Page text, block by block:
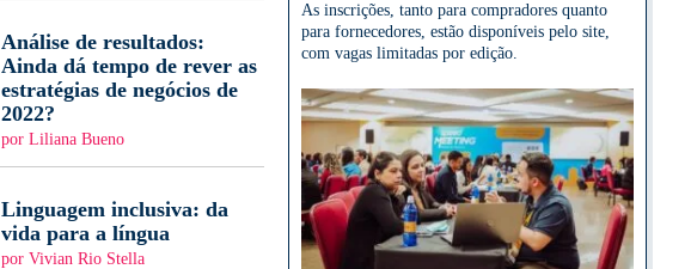
Análise de resultados:
Ainda dá tempo de rever as
estratégias de negócios de
2022?
por Liliana Bueno
Linguagem inclusiva: da
vida para a língua
por Vivian Rio Stella
As inscrições, tanto para compradores quanto
para fornecedores, estão disponíveis pelo site,
com vagas limitadas por edição.